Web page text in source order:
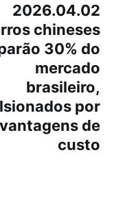
2026.04.02
chineses
30% do
mercado
brasileiro,
por
vantagens de
custo